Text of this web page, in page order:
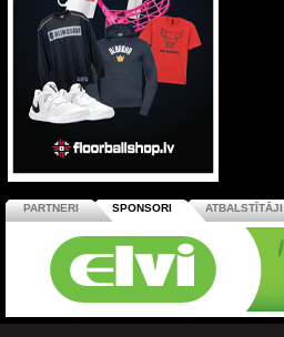
PARTNERI SPONSORI ATBALSTĪTĀJI